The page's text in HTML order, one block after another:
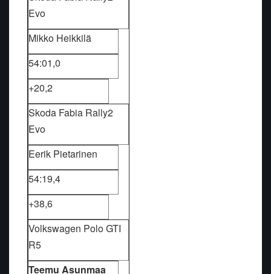
Evo
Mikko Heikkilä
54:01,0
+20,2
Skoda Fabia Rally2
Evo
Eerik Pietarinen
54:19,4
+38,6
Volkswagen Polo GTI
R5
Teemu Asunmaa